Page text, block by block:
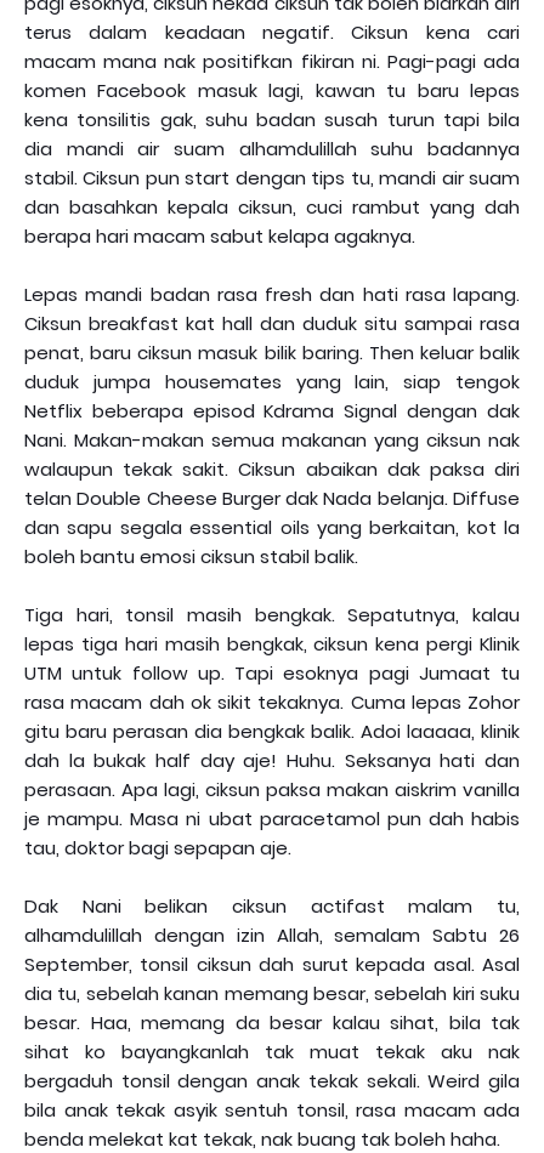
terus dalam keadaan negatif. Ciksun kena cari
macam mana nak positifkan fikiran ni. Pagi-pagi ada
komen Facebook masuk lagi, kawan tu baru lepas
kena tonsilitis gak, suhu badan susah turun tapi bila
dia mandi air suam alhamdulillah suhu badannya
stabil. Ciksun pun start dengan tips tu, mandi air suam
dan basahkan kepala ciksun, cuci rambut yang dah
berapa hari macam sabut kelapa agaknya.
Lepas mandi badan rasa fresh dan hati rasa lapang.
Ciksun breakfast kat hall dan duduk situ sampai rasa
penat, baru ciksun masuk bilik baring. Then keluar balik
duduk jumpa housemates yang lain, siap tengok
Netflix beberapa episod Kdrama Signal dengan dak
Nani. Makan-makan semua makanan yang ciksun nak
walaupun tekak sakit. Ciksun abaikan dak paksa diri
telan Double Cheese Burger dak Nada belanja. Diffuse
dan sapu segala essential oils yang berkaitan, kot la
boleh bantu emosi ciksun stabil balik.
Tiga hari, tonsil masih bengkak. Sepatutnya, kalau
lepas tiga hari masih bengkak, ciksun kena pergi Klinik
UTM untuk follow up. Tapi esoknya pagi Jumaat tu
rasa macam dah ok sikit tekaknya. Cuma lepas Zohor
gitu baru perasan dia bengkak balik. Adoi laaaaa, klinik
dah la bukak half day aje! Huhu. Seksanya hati dan
perasaan. Apa lagi, ciksun paksa makan aiskrim vanilla
je mampu. Masa ni ubat paracetamol pun dah habis
tau, doktor bagi sepapan aje.
Dak Nani belikan ciksun actifast malam tu,
alhamdulillah dengan izin Allah, semalam Sabtu 26
September, tonsil ciksun dah surut kepada asal. Asal
dia tu, sebelah kanan memang besar, sebelah kiri suku
besar. Haa, memang da besar kalau sihat, bila tak
sihat ko bayangkanlah tak muat tekak aku nak
bergaduh tonsil dengan anak tekak sekali. Weird gila
bila anak tekak asyik sentuh tonsil, rasa macam ada
benda melekat kat tekak, nak buang tak boleh haha.